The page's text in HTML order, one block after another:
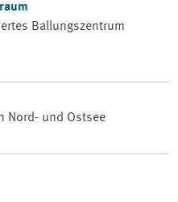
Ballungszentrum
Nord- und Ostsee